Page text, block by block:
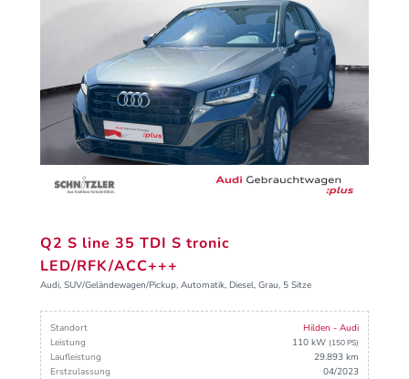
Q2 S line 35 TDI S tronic
LED/RFK/ACC+++
Audi, SUV/Geländewagen/Pickup, Automatik, Diesel, Grau, 5 Sitze
Standort
Hilden - Audi
Leistung
110 kW (150 PS)
Laufleistung
29.893 km
Erstzulassung
04/2023